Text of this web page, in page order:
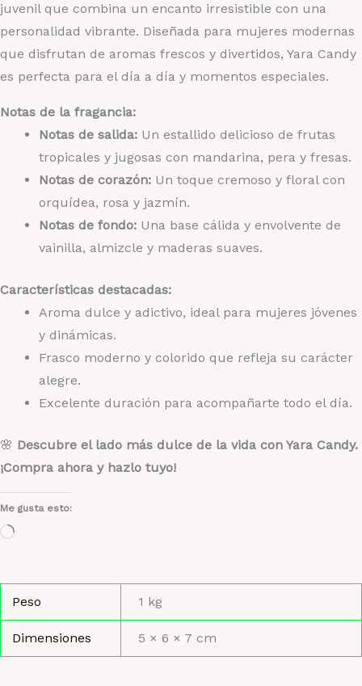
juvenil que combina un encanto irresistible con una
personalidad vibrante. Diseñada para mujeres modernas
que disfrutan de aromas frescos y divertidos, Yara Candy
es perfecta para el día a día y momentos especiales.
Notas de la fragancia:
Notas de salida: Un estallido delicioso de frutas
tropicales y jugosas con mandarina, pera y fresas.
Notas de corazón: Un toque cremoso y floral con
orquídea, rosa y jazmín.
Notas de fondo: Una base cálida y envolvente de
vainilla, almizcle y maderas suaves.
Características destacadas:
Aroma dulce y adictivo, ideal para mujeres jóvenes
y dinámicas.
Frasco moderno y colorido que refleja su carácter
alegre.
Excelente duración para acompañarte todo el día.
🌸 Descubre el lado más dulce de la vida con Yara Candy.
¡Compra ahora y hazlo tuyo!
Me gusta esto:
Cargando...
Peso 1 kg
Dimensiones 5 × 6 × 7 cm